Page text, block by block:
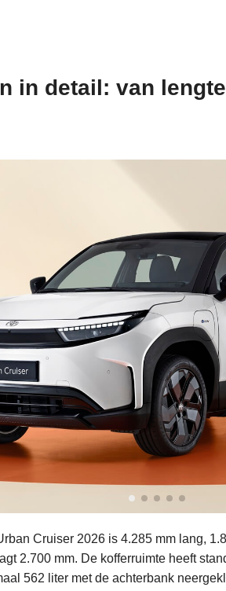
in detail: van
Cruiser 2026 is 4.285 mm lang,
2.700 mm. De kofferruimte heeft
562 liter met de achterbank